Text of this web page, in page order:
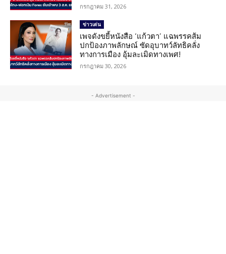
กรกฎาคม 31, 2026
ข่าวเด่น
เพจดังขยี้หนังสือ ‘แก้วตา’ แฉพรรคส้ม
ปกป้องภาพลักษณ์ ซัดอุบาทว์ลัทธิคลั่ง
ทางการเมือง อุ้มละเมิดทางเพศ!
กรกฎาคม 30, 2026
- Advertisement -